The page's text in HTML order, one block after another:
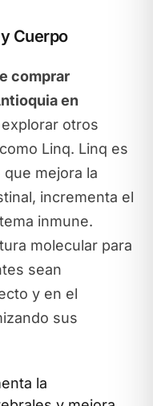
Cuerpo
comprar
en
otros
Linq. Linq es
mejora la
incrementa el
inmune.
molecular para
sean
y en el
sus
la